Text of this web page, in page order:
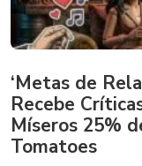
‘Metas de
Recebe
Míseros 25%
Tomatoes